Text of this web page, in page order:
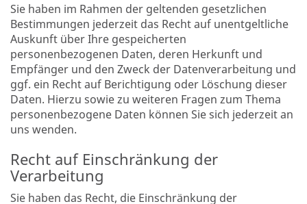
Sie haben im Rahmen der geltenden gesetzlichen
Bestimmungen jederzeit das Recht auf unentgeltliche
Auskunft über Ihre gespeicherten
personenbezogenen Daten, deren Herkunft und
Empfänger und den Zweck der Datenverarbeitung und
ggf. ein Recht auf Berichtigung oder Löschung dieser
Daten. Hierzu sowie zu weiteren Fragen zum Thema
personenbezogene Daten können Sie sich jederzeit an
uns wenden.
Recht auf Einschränkung der
Verarbeitung
Sie haben das Recht, die Einschränkung der